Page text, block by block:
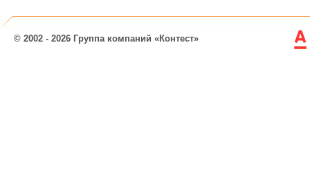
© 2002 - 2026 Группа компаний «Контест»